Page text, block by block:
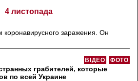
4 листопада
коронавирусного заражения. Он
ФОТО
ВІДЕО
грабителей, которые
по всей Украине